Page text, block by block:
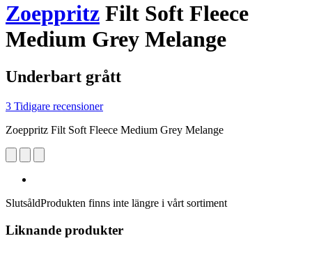
Zoeppritz Filt Soft Fleece
Medium Grey Melange
Underbart grått
3 Tidigare recensioner
Zoeppritz Filt Soft Fleece Medium Grey Melange
SlutsåldProdukten finns inte längre i vårt sortiment
Liknande produkter